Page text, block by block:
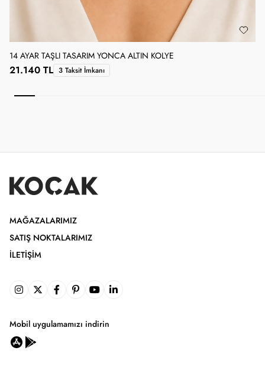
14 AYAR TAŞLI TASARIM YONCA ALTIN KOLYE
21.140 TL 3 Taksit İmkanı
MAĞAZALARIMIZ
SATIŞ NOKTALARIMIZ
İLETIŞIM
Mobil uygulamamızı indirin